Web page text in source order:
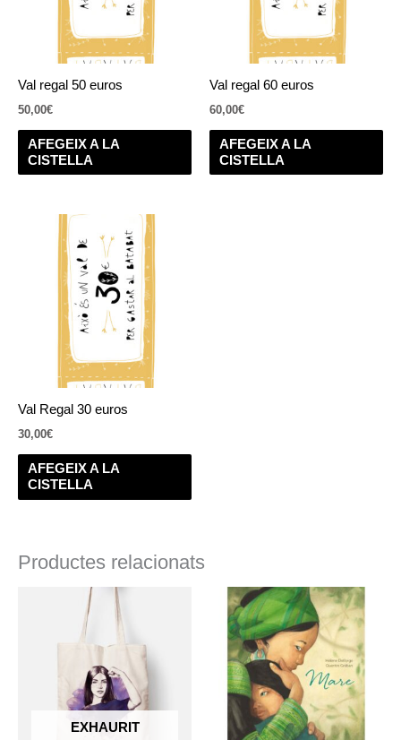
Val regal 50 euros
50,00€
AFEGEIX A LA
CISTELLA
Val regal 60 euros
60,00€
AFEGEIX A LA
CISTELLA
Val Regal 30 euros
30,00€
AFEGEIX A LA
CISTELLA
Productes relacionats
EXHAURIT